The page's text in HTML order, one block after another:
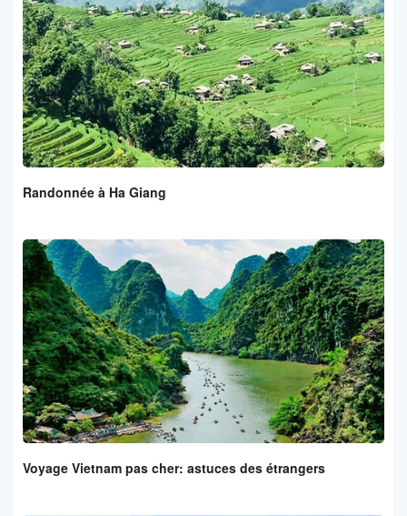
Randonnée à Ha Giang
Voyage Vietnam pas cher: astuces des étrangers